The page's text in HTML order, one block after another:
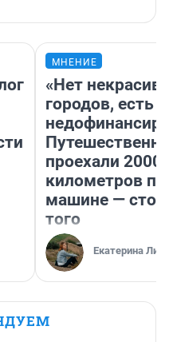
МНЕНИЕ
«Нет
городов, есть
проехали 2000
километров по
машине —
того
Екатерина